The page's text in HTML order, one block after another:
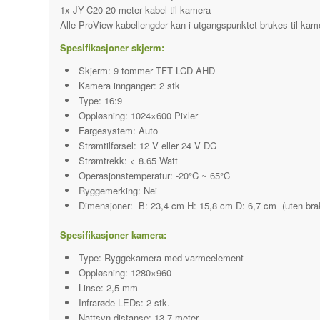
1x JY-C20 20 meter kabel til kamera
Alle ProView kabellengder kan i utgangspunktet brukes til
Spesifikasjoner skjerm:
Skjerm: 9 tommer TFT LCD AHD
Kamera innganger: 2 stk
Type: 16:9
Oppløsning: 1024×600 Pixler
Fargesystem: Auto
Strømtilførsel: 12 V eller 24 V DC
Strømtrekk: < 8.65 Watt
Operasjonstemperatur: -20°C ~ 65°C
Ryggemerking: Nei
Dimensjoner: B: 23,4 cm H: 15,8 cm D: 6,7 cm (uten
Spesifikasjoner kamera:
Type: Ryggekamera med varmeelement
Oppløsning: 1280×960
Linse: 2,5 mm
Infrarøde LEDs: 2 stk.
Nattsyn distanse: 13,7 meter